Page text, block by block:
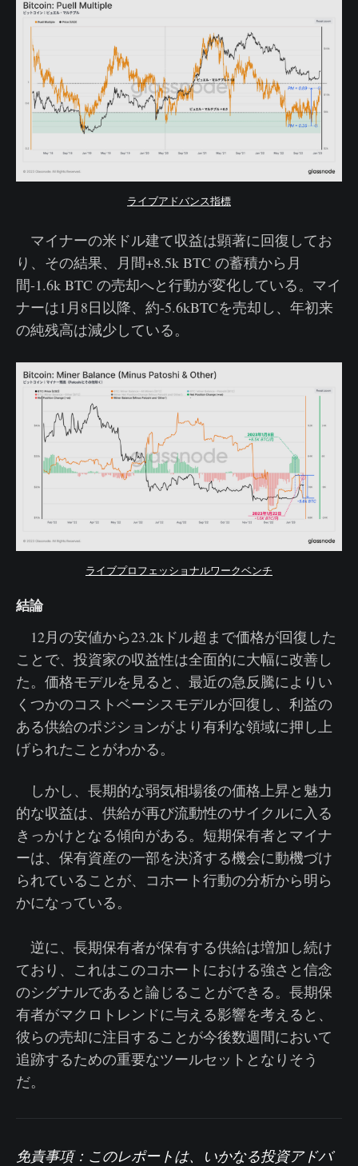
ライブアドバンス指標
マイナーの米ドル建て収益は顕著に回復してお
り、その結果、月間+8.5k BTC の蓄積から月
間-1.6k BTC の売却へと行動が変化している。マイ
ナーは1月8日以降、約-5.6kBTCを売却し、年初来
の純残高は減少している。
ライブプロフェッショナルワークベンチ
結論
12月の安値から23.2kドル超まで価格が回復した
ことで、投資家の収益性は全面的に大幅に改善し
た。価格モデルを見ると、最近の急反騰によりい
くつかのコストベーシスモデルが回復し、利益の
ある供給のポジションがより有利な領域に押し上
げられたことがわかる。
しかし、長期的な弱気相場後の価格上昇と魅力
的な収益は、供給が再び流動性のサイクルに入る
きっかけとなる傾向がある。短期保有者とマイナ
ーは、保有資産の一部を決済する機会に動機づけ
られていることが、コホート行動の分析から明ら
かになっている。
逆に、長期保有者が保有する供給は増加し続け
ており、これはこのコホートにおける強さと信念
のシグナルであると論じることができる。長期保
有者がマクロトレンドに与える影響を考えると、
彼らの売却に注目することが今後数週間において
追跡するための重要なツールセットとなりそう
だ。
免責事項：このレポートは、いかなる投資アドバ